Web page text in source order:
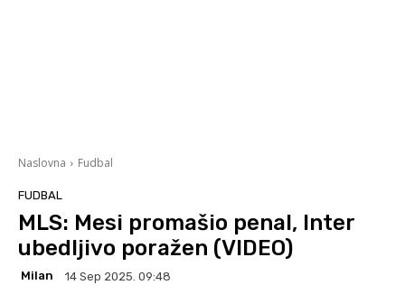
Naslovna Fudbal
FUDBAL
MLS: Mesi promašio penal, Inter
ubedljivo poražen (VIDEO)
Milan 14 Sep 2025. 09:48